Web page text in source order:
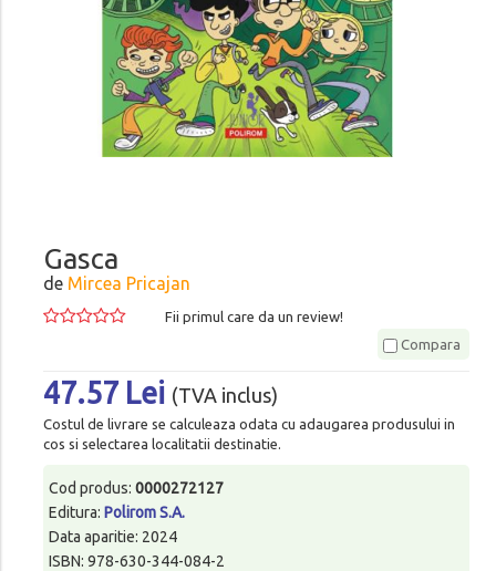
Gasca
de Mircea Pricajan
Fii primul care da un review!
Compara
47.57 Lei (TVA inclus)
Costul de livrare se calculeaza odata cu adaugarea produsului in
cos si selectarea localitatii destinatie.
Cod produs: 0000272127
Editura: Polirom S.A.
Data aparitie: 2024
ISBN: 978-630-344-084-2